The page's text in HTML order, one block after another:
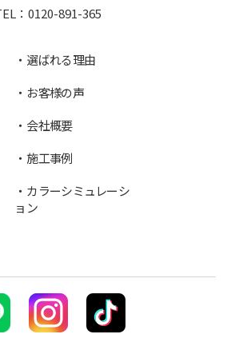
： 0120-891-365
選ばれる理由
お客様の声
会社概要
施工事例
カラーシミュレーシ
ョン